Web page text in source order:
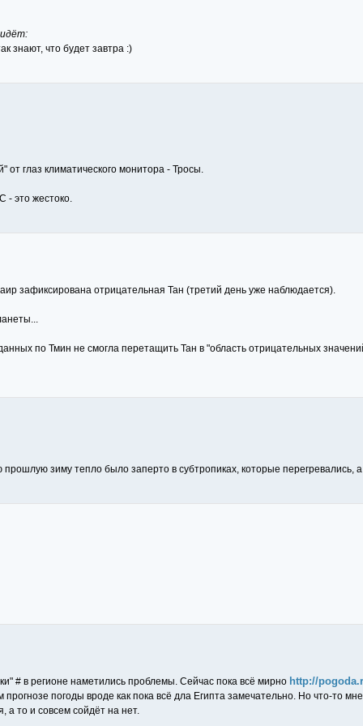
идёт:
знают, что будет завтра :)
от глаз климатического монитора - Тросы.
- это жестоко.
зафиксирована отрицательная Тан (третий день уже наблюдается).
по Тмин не смогла перетащить Тан в "область отрицательных
зиму тепло было заперто в субтропиках, которые перегревались,
# в регионе наметились проблемы. Сейчас пока всё мирно http://
погоды вроде как пока всё дла Египта замечательно. Но что-то
а то и совсем сойдёт на нет.